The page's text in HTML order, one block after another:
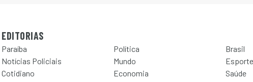
EDITORIAS
Paraíba Política
Brasil
Notícias Policiais
Mundo
Esporte
Cotidiano
Economia
Saúde